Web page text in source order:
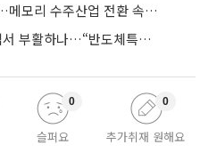
‘5년 LTA’ 늘리는 삼성·SK…메모리 수주산업 전환 속 다른 셈법
주52시간 특례, 메가특구법서 부활하나…“반도체특별법 담겨야”
슬퍼요
0
추가취재 원해요
0